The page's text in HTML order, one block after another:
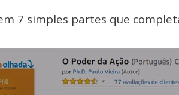
7 simples partes que